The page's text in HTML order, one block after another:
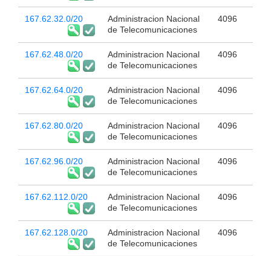
167.62.32.0/20
Administracion Nacional
de Telecomunicaciones
4096
167.62.48.0/20
Administracion Nacional
de Telecomunicaciones
4096
167.62.64.0/20
Administracion Nacional
de Telecomunicaciones
4096
167.62.80.0/20
Administracion Nacional
de Telecomunicaciones
4096
167.62.96.0/20
Administracion Nacional
de Telecomunicaciones
4096
167.62.112.0/20
Administracion Nacional
de Telecomunicaciones
4096
167.62.128.0/20
Administracion Nacional
de Telecomunicaciones
4096